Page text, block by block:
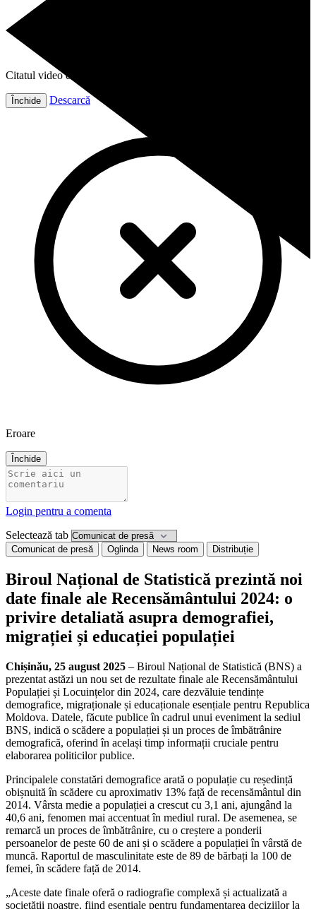
Citatul video este gata!
Închide Descarcă
Eroare
Închide
Login pentru a comenta
Selectează tab
Comunicat de presă Oglinda News room Distribuție
Biroul Național de Statistică prezintă noi
date finale ale Recensământului 2024: o
privire detaliată asupra demografiei,
migrației și educației populației
Chișinău, 25 august 2025 – Biroul Național de Statistică (BNS) a
prezentat astăzi un nou set de rezultate finale ale Recensământului
Populației și Locuințelor din 2024, care dezvăluie tendințe
demografice, migraționale și educaționale esențiale pentru Republica
Moldova. Datele, făcute publice în cadrul unui eveniment la sediul
BNS, indică o scădere a populației și un proces de îmbătrânire
demografică, oferind în același timp informații cruciale pentru
elaborarea politicilor publice.
Principalele constatări demografice arată o populație cu reședință
obișnuită în scădere cu aproximativ 13% față de recensământul din
2014. Vârsta medie a populației a crescut cu 3,1 ani, ajungând la
40,6 ani, fenomen mai accentuat în mediul rural. De asemenea, se
remarcă un proces de îmbătrânire, cu o creștere a ponderii
persoanelor de peste 60 de ani și o scădere a populației în vârstă de
muncă. Raportul de masculinitate este de 89 de bărbați la 100 de
femei, în scădere față de 2014.
„Aceste date finale oferă o radiografie complexă și actualizată a
societății noastre, fiind esențiale pentru fundamentarea deciziilor la